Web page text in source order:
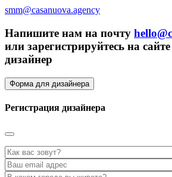
smm@casanuova.agency
Напишите нам на почту
или зарегистрируйтесь на
дизайнер
Форма для дизайнера
Регистрация дизайнера